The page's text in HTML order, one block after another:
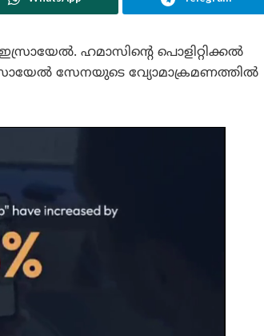
ഹമാസിന്റെ പൊളിറ്റിക്കൽ
സേനയുടെ വ്യോമാക്രമണത്തിൽ